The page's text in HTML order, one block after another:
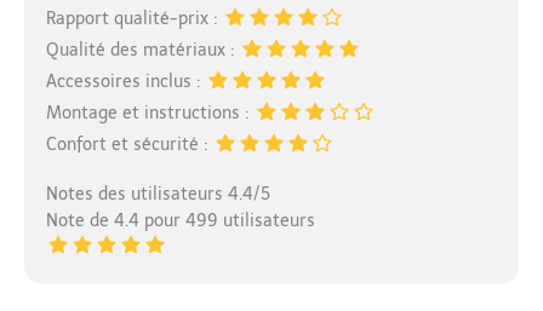
Rapport qualité-prix :
Qualité des matériaux :
Accessoires inclus :
Montage et instructions :
Confort et sécurité :
Notes des utilisateurs 4.4/5
Note de 4.4 pour 499 utilisateurs